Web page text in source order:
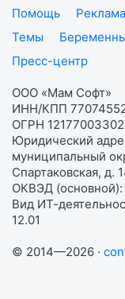
Помощь
Темы
Пресс-центр
ООО «Мам Софт»
ИНН/КПП
ОГРН
Юридический
муниципальный
Спартаковская, д.
ОКВЭД (основной):
Вид ИТ-
12.01
© 2014—2026 ·